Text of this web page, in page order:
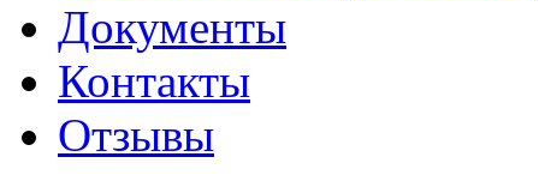
Документы
Контакты
Отзывы